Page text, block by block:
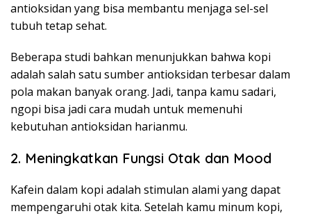
antioksidan yang bisa membantu menjaga sel-sel
tubuh tetap sehat.
Beberapa studi bahkan menunjukkan bahwa kopi
adalah salah satu sumber antioksidan terbesar dalam
pola makan banyak orang. Jadi, tanpa kamu sadari,
ngopi bisa jadi cara mudah untuk memenuhi
kebutuhan antioksidan harianmu.
2. Meningkatkan Fungsi Otak dan Mood
Kafein dalam kopi adalah stimulan alami yang dapat
mempengaruhi otak kita. Setelah kamu minum kopi,